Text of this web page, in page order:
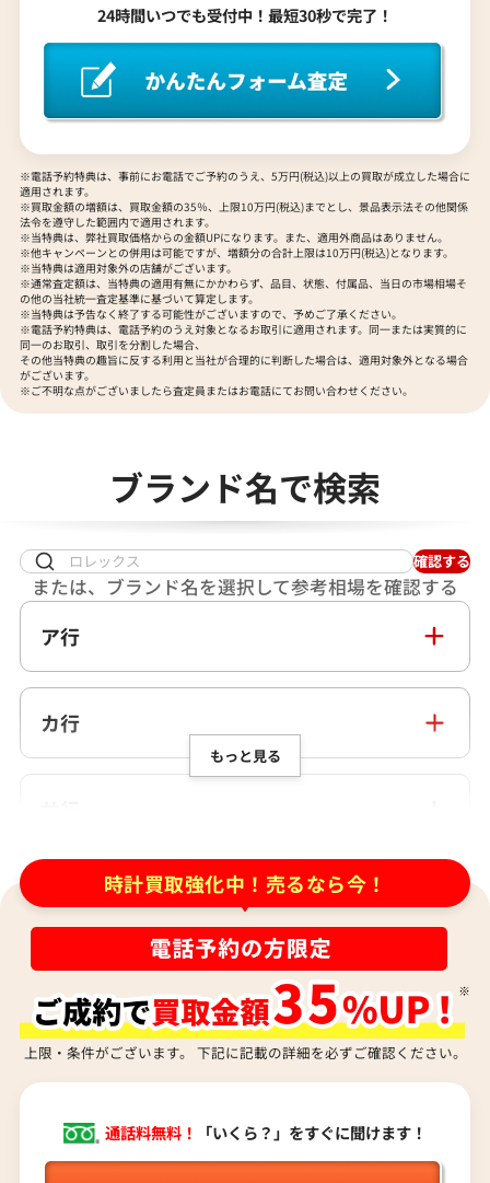
円
時点の参考買取価格です
参考買取価格
167,000円
※2021年11月26日時点の参考買取価格
24時間いつでも受付中！最短30秒で完了！
※電話予約特典は、事前にお電話でご予約のうえ、5万円(税込)以上の買取が成立した場合に
適用されます。
※買取金額の増額は、買取金額の35％、上限10万円(税込)までとし、景品表示法その他関係
法令を遵守した範囲内で適用されます。
※当特典は、弊社買取価格からの金額UPになります。また、適用外商品はありません。
※他キャンペーンとの併用は可能ですが、増額分の合計上限は10万円(税込)となります。
※当特典は適用対象外の店舗がございます。
※通常査定額は、当特典の適用有無にかかわらず、品目、状態、付属品、当日の市場相場そ
の他の当社統一査定基準に基づいて算定します。
※当特典は予告なく終了する可能性がございますので、予めご了承ください。
※電話予約特典は、電話予約のうえ対象となるお取引に適用されます。同一または実質的に
同一のお取引、取引を分割した場合、
その他当特典の趣旨に反する利用と当社が合理的に判断した場合は、適用対象外となる場合
がございます。
※ご不明な点がございましたら査定員またはお電話にてお問い合わせください。
ブランド名で検索
確認する
または、ブランド名を選択して参考相場を確認する
ア行
IKEPOD
アイクポッド
IWC
アイダブリューシー
アノーニモ
Alain Silberstein
Armand Nicolet
アルマン・ニコレ
WALTHAM
ウォルサム
HUBLOT
エテルナ
EDOX
エドックス
カ行
CASIO
Gaga Milano
ガガミラノ
Quinting
Cuervo y Sobrinos
クエルボ・イ・ソブリノス
CVSTOS
クストス
Chronoswiss
GUCCI
グッチ
Saint Laurent
サンローラン
Shellman
シチズン
CHANEL
シャネル
Chopard
ショパール
ショーメ
Jacob & Co.
タグ・ホイヤー
Daniel Roth
ダニエル・ロート
TUDOR
ティファニー
Dior
NOMOS Glashütte
ノモス グラスヒュッテ
ハ行
Hamilton
ハミルトン
Harry Winston
マ行
もっと見る
時計買取強化中！売るなら今！
上限・条件がございます。 下記に記載の詳細を必ずご確認ください。
通話料無料！ 「いくら？」をすぐに聞けます！